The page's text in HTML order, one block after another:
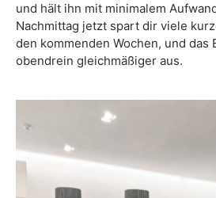
und hält ihn mit minimalem
Nachmittag jetzt spart dir viele
den kommenden Wochen, und das
obendrein gleichmäßiger aus.